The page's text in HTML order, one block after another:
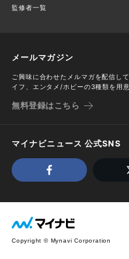
監修者一覧
メールマガジン
ご興味に合わせたメルマガを配信し
イフ、エンタメ/ホビーの3種類を用意
無料登録はこちら
マイナビニュース 公式SNS
Copyright © Mynavi Corporation